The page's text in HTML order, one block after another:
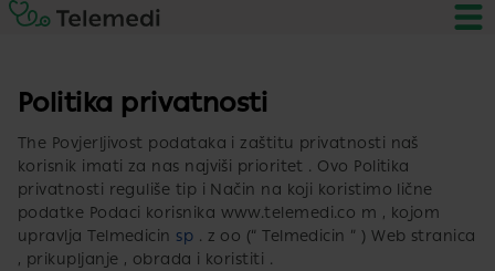
Politika privatnosti
The Povjerljivost podataka​ i zaštitu privatnosti​​ naš
korisnik imati za nas najviši prioritet . Ovo Politika
privatnosti reguliše tip i​ Način na koji koristimo lične
podatke Podaci korisnika www.telemedi.co m , kojom
upravlja Telmedicin sp . z oo (“ Telmedicin ” ) Web stranica
, prikupljanje , obrada i koristiti .